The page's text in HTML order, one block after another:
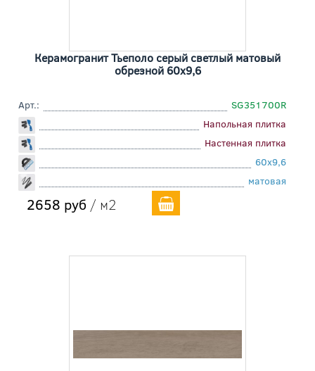
Керамогранит Тьеполо серый светлый матовый
обрезной 60x9,6
Арт.:
SG351700R
Напольная плитка
Настенная плитка
60x9,6
матовая
2658 руб / м2